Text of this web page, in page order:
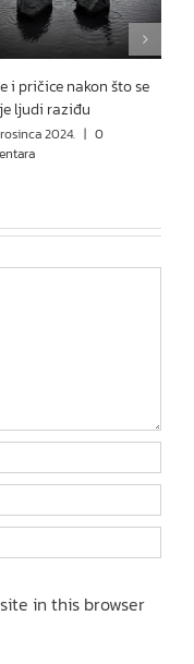
i pričice nakon što se
ljudi raziđu
2024. | 0
in this browser